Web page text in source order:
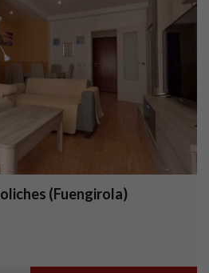
(Fuengirola)